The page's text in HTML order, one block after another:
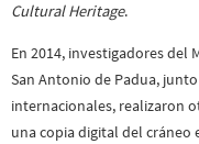
Cultural Heritage.
En 2014, investigadores del
San Antonio de Padua,
internacionales, realizaron
una copia digital del cráneo